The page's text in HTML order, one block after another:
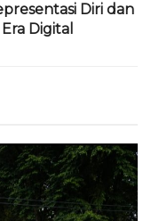
Diri dan
Digital